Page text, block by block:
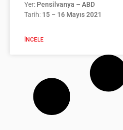
Yer: Pensilvanya – ABD
Tarih: 15 – 16 Mayıs 2021
İNCELE